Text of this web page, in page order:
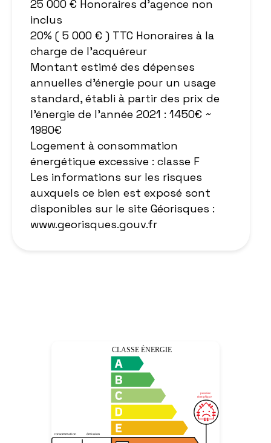
25 000 € Honoraires d'agence non
inclus
20% ( 5 000 € ) TTC Honoraires à la
charge de l'acquéreur
Montant estimé des dépenses
annuelles d'énergie pour un usage
standard, établi à partir des prix de
l'énergie de l'année 2021 : 1450€ ~
1980€
Logement à consommation
énergétique excessive : classe F
Les informations sur les risques
auxquels ce bien est exposé sont
disponibles sur le site Géorisques :
www.georisques.gouv.fr